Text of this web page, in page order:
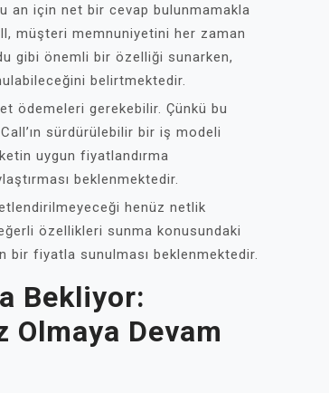
an için net bir cevap bulunmamakla
müşteri memnuniyetini her zaman
gibi önemli bir özelliği sunarken,
belirtmektedir.
ödemeleri gerekebilir. Çünkü bu
sürdürülebilir bir iş modeli
uygun fiyatlandırma
beklenmektedir.
henüz netlik
özellikleri sunma konusundaki
bir fiyatla sunulması beklenmektedir.
Bekliyor:
Olmaya Devam